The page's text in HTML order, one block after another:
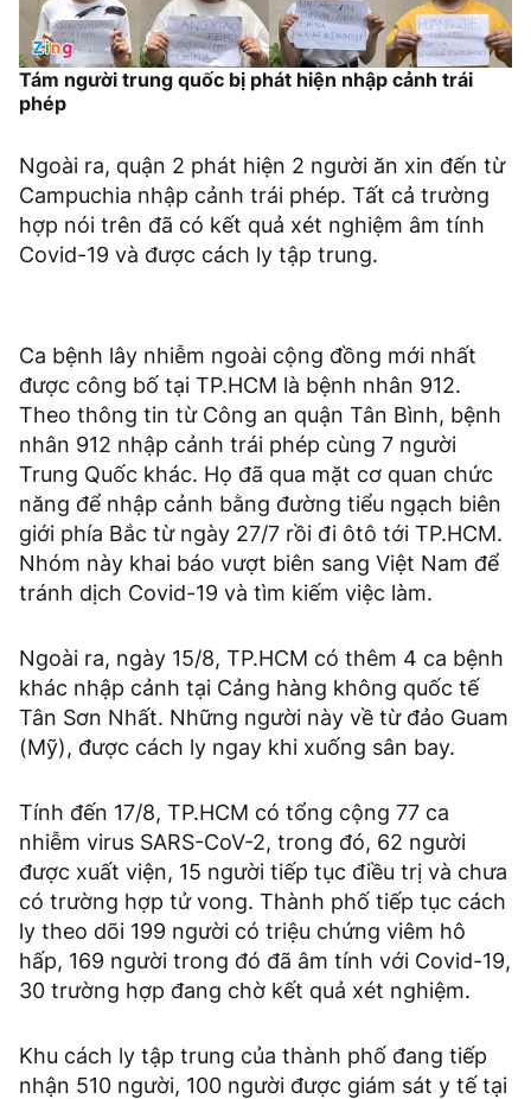
Tám người trung quốc bị phát hiện nhập cảnh trái
phép
Ngoài ra, quận 2 phát hiện 2 người ăn xin đến từ
Campuchia nhập cảnh trái phép. Tất cả trường
hợp nói trên đã có kết quả xét nghiệm âm tính
Covid-19 và được cách ly tập trung.
Ca bệnh lây nhiễm ngoài cộng đồng mới nhất
được công bố tại TP.HCM là bệnh nhân 912.
Theo thông tin từ Công an quận Tân Bình, bệnh
nhân 912 nhập cảnh trái phép cùng 7 người
Trung Quốc khác. Họ đã qua mặt cơ quan chức
năng để nhập cảnh bằng đường tiểu ngạch biên
giới phía Bắc từ ngày 27/7 rồi đi ôtô tới TP.HCM.
Nhóm này khai báo vượt biên sang Việt Nam để
tránh dịch Covid-19 và tìm kiếm việc làm.
Ngoài ra, ngày 15/8, TP.HCM có thêm 4 ca bệnh
khác nhập cảnh tại Cảng hàng không quốc tế
Tân Sơn Nhất. Những người này về từ đảo Guam
(Mỹ), được cách ly ngay khi xuống sân bay.
Tính đến 17/8, TP.HCM có tổng cộng 77 ca
nhiễm virus SARS-CoV-2, trong đó, 62 người
được xuất viện, 15 người tiếp tục điều trị và chưa
có trường hợp tử vong. Thành phố tiếp tục cách
ly theo dõi 199 người có triệu chứng viêm hô
hấp, 169 người trong đó đã âm tính với Covid-19,
30 trường hợp đang chờ kết quả xét nghiệm.
Khu cách ly tập trung của thành phố đang tiếp
nhận 510 người, 100 người được giám sát y tế tại